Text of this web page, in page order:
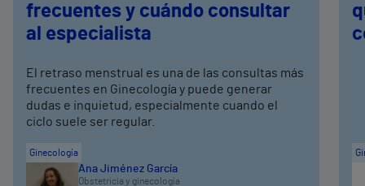
frecuentes y cuándo consultar
al especialista
El retraso menstrual es una de las consultas más
frecuentes en Ginecología y puede generar
dudas e inquietud, especialmente cuando el
ciclo suele ser regular.
Ginecología
Ana Jiménez García
Obstetricia y ginecología